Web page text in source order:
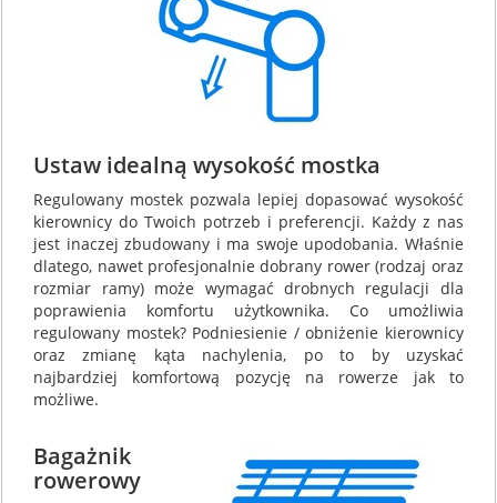
Ustaw idealną wysokość mostka
Regulowany mostek pozwala lepiej dopasować wysokość
kierownicy do Twoich potrzeb i preferencji. Każdy z nas
jest inaczej zbudowany i ma swoje upodobania. Właśnie
dlatego, nawet profesjonalnie dobrany rower (rodzaj oraz
rozmiar ramy) może wymagać drobnych regulacji dla
poprawienia komfortu użytkownika. Co umożliwia
regulowany mostek? Podniesienie / obniżenie kierownicy
oraz zmianę kąta nachylenia, po to by uzyskać
najbardziej komfortową pozycję na rowerze jak to
możliwe.
Bagażnik
rowerowy